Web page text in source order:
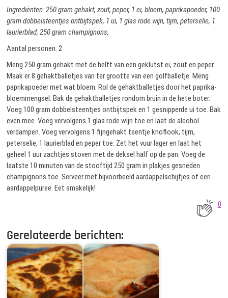
Ingrediënten: 250 gram gehakt, zout, peper, 1 ei, bloem, paprikapoeder, 100
gram dobbelsteentjes ontbijtspek, 1 ui, 1 glas rode wijn, tijm, peterselie, 1
laurierblad, 250 gram champignons,
Aantal personen: 2
Meng 250 gram gehakt met de helft van een geklutst ei, zout en peper.
Maak er 8 gehaktballetjes van ter grootte van een golfballetje. Meng
paprikapoeder met wat bloem. Rol de gehaktballetjes door het paprika-
bloemmengsel. Bak de gehaktballetjes rondom bruin in de hete boter.
Voeg 100 gram dobbelsteentjes ontbijtspek en 1 gesnipperde ui toe. Bak
even mee. Voeg vervolgens 1 glas rode wijn toe en laat de alcohol
verdampen. Voeg vervolgens 1 fijngehakt teentje knoflook, tijm,
peterselie, 1 laurierblad en peper toe. Zet het vuur lager en laat het
geheel 1 uur zachtjes stoven met de deksel half op de pan. Voeg de
laatste 10 minuten van de stooftijd 250 gram in plakjes gesneden
champignons toe. Serveer met bijvoorbeeld aardappelschijfjes of een
aardappelpuree. Eet smakelijk!
0
Gerelateerde berichten: